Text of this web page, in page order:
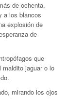
de ochenta,
a los blancos
explosión de
de
que
maldito jaguar o lo
mirando los ojos